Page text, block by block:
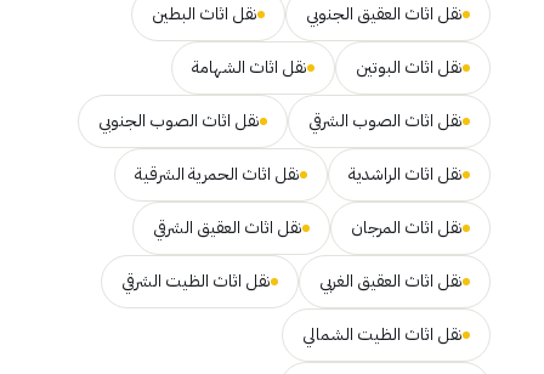
نقل اثاث العقيق الجنوبي نقل اثاث البطين
نقل اثاث البوتين نقل اثاث الشهامة
نقل اثاث الصوب الشرقي نقل اثاث الصوب الجنوبي
نقل اثاث الراشدية نقل اثاث الحمرية الشرقية
نقل اثاث المرجان نقل اثاث العقيق الشرقي
نقل اثاث العقيق الغربي نقل اثاث الظيت الشرقي
نقل اثاث الظيت الشمالي